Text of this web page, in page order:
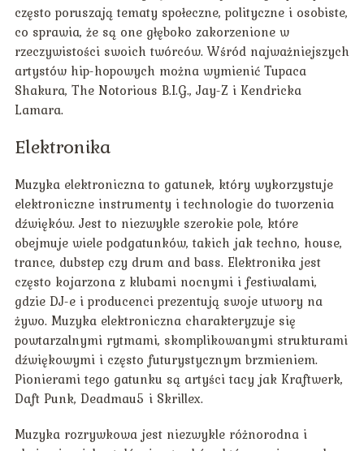
często poruszają tematy społeczne, polityczne i osobiste,
co sprawia, że są one głęboko zakorzenione w
rzeczywistości swoich twórców. Wśród najważniejszych
artystów hip-hopowych można wymienić Tupaca
Shakura, The Notorious B.I.G., Jay-Z i Kendricka
Lamara.
Elektronika
Muzyka elektroniczna to gatunek, który wykorzystuje
elektroniczne instrumenty i technologie do tworzenia
dźwięków. Jest to niezwykle szerokie pole, które
obejmuje wiele podgatunków, takich jak techno, house,
trance, dubstep czy drum and bass. Elektronika jest
często kojarzona z klubami nocnymi i festiwalami,
gdzie DJ-e i producenci prezentują swoje utwory na
żywo. Muzyka elektroniczna charakteryzuje się
powtarzalnymi rytmami, skomplikowanymi strukturami
dźwiękowymi i często futurystycznym brzmieniem.
Pionierami tego gatunku są artyści tacy jak Kraftwerk,
Daft Punk, Deadmau5 i Skrillex.
Muzyka rozrywkowa jest niezwykle różnorodna i